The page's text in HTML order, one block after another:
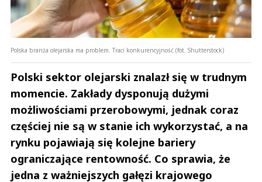
Polska branża olejarska ma problem. Traci konkurencyjność (fot. Shutterstock)
Polski sektor olejarski znalazł się w trudnym
momencie. Zakłady dysponują dużymi
możliwościami przerobowymi, jednak coraz
częściej nie są w stanie ich wykorzystać, a na
rynku pojawiają się kolejne bariery
ograniczające rentowność. Co sprawia, że
jedna z ważniejszych gałęzi krajowego